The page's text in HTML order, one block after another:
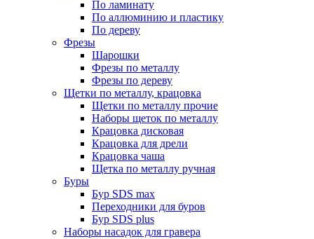
По ламинату
По аллюминию и пластику
По дереву
Фрезы
Шарошки
Фрезы по металлу
Фрезы по дереву
Щетки по металлу, крацовка
Щетки по металлу прочие
Наборы щеток по металлу
Крацовка дисковая
Крацовка для дрели
Крацовка чаша
Щетка по металлу ручная
Буры
Бур SDS max
Переходники для буров
Бур SDS plus
Наборы насадок для гравера